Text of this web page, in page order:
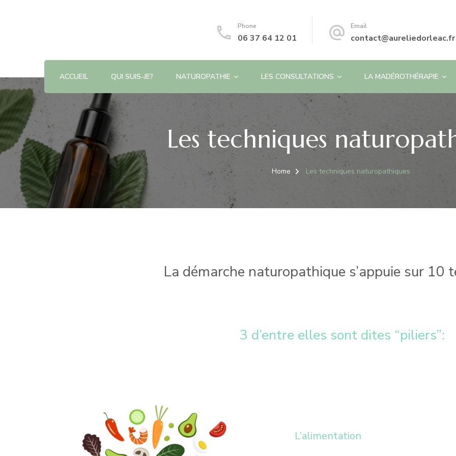
Phone
06 37 64 12 01
Email
contact@aureliedorleac.fr
ACCUEIL QUI SUIS-JE? NATUROPATHIE LES CONSULTATIONS LA MADÉROTHÉRAPIE
Les techniques
Home Les techniques naturopathiques
La démarche naturopathique s’appuie sur 10
3 d’entre elles sont dites “piliers”:
L’alimentation